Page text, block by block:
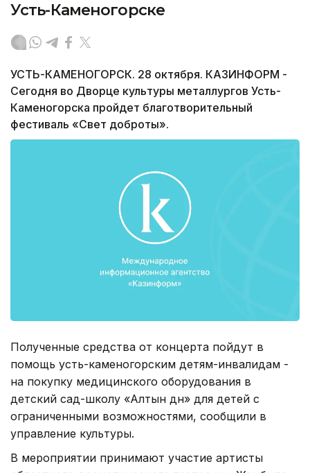
Усть-Каменогорске
УСТЬ-КАМЕНОГОРСК. 28 октября. КАЗИНФОРМ -
Сегодня во Дворце культуры металлургов Усть-
Каменогорска пройдет благотворительный
фестиваль «Свет доброты».
Полученные средства от концерта пойдут в
помощь усть-каменогорским детям-инвалидам -
на покупку медицинского оборудования в
детский сад-школу «Алтын дән» для детей с
ограниченными возможностями, сообщили в
управление культуры.
В мероприятии принимают участие артисты